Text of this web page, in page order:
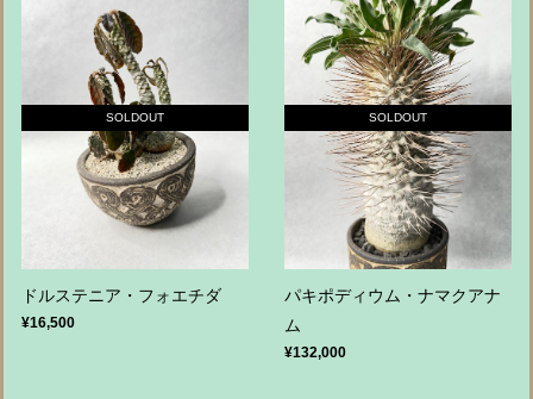
SOLDOUT
ドルステニア・フォエチダ
¥16,500
SOLDOUT
パキポディウム・ナマクアナ
ム
¥132,000